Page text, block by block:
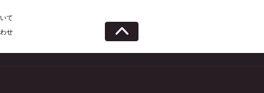
て
せ